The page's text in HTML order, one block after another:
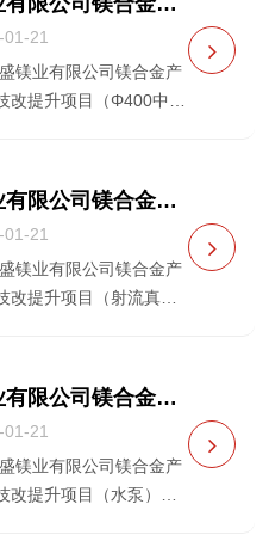
01-21
镁业有限公司镁合金产
改提升项目（Φ400中心
1））新疆金盛镁业有
新疆金盛镁业有限公司镁合金产业循环经济建设技改提升项目（射流真空泵）采购及指导安装项目招标公告
01-21
镁业有限公司镁合金产
改提升项目（射流真空
镁业有限公司镁合金产
新疆金盛镁业有限公司镁合金产业循环经济建设技改提升项目（水泵）采购及指导安装项目招标公告
01-21
镁业有限公司镁合金产
改提升项目（水泵）采